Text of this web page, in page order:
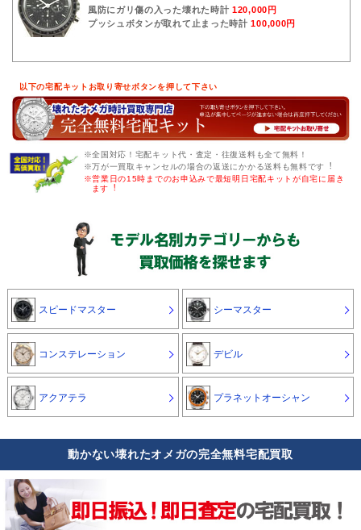
風防にガリ傷の入った壊れた時計120,000円
プッシュボタンが取れて止まった時計100,000円
以下の宅配キットお取り寄せボタンを押して下さい
※全国対応！宅配キット代・査定・往復送料も全て無料！
※万が一買取キャンセルの場合の返送にかかる送料も無料です︕
※営業日の15時までのお申込みで最短明日宅配キットが自宅に届き
ます︕
スピードマスター シーマスター
コンステレーション デビル
アクアテラ プラネットオーシャン
動かない壊れたオメガの完全無料宅配買取